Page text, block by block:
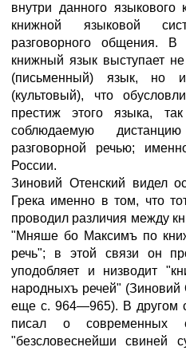
внутри данного языкового
книжной языковой
разговорного общения.
книжный язык выступает
(письменный) язык, но
(культовый), что
престиж этого языка,
соблюдаемую
разговорной речью;
России.
Зиновий Отенский видел
Грека именно в том, что
проводил различия между
"Мняше бо Максимъ по
речь"; в этой связи он
уподобляет и низводит
народныхъ речей" (Зиновий
еще с. 964—965). В другом
писал о современных
"безсловеснейши свиней